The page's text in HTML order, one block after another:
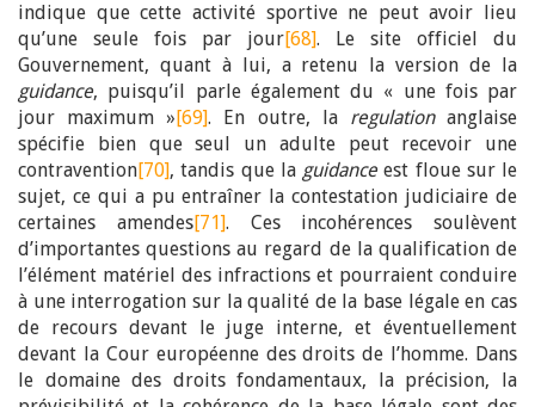
indique que cette activité sportive ne peut avoir lieu
qu’une seule fois par jour[68]. Le site officiel du
Gouvernement, quant à lui, a retenu la version de la
guidance, puisqu’il parle également du « une fois par
jour maximum » [69]. En outre, la regulationanglaise
spécifie bien que seul un adulte peut recevoir une
contravention[70], tandis que la guidanceest floue sur le
sujet, ce qui a pu entraîner la contestation judiciaire de
certaines amendes[71]. Ces incohérences soulèvent
d’importantes questions au regard de la qualification de
l’élément matériel des infractions et pourraient conduire
à une interrogation sur la qualité de la base légale en cas
de recours devant le juge interne, et éventuellement
devant la Cour européenne des droits de l’homme. Dans
le domaine des droits fondamentaux, la précision, la